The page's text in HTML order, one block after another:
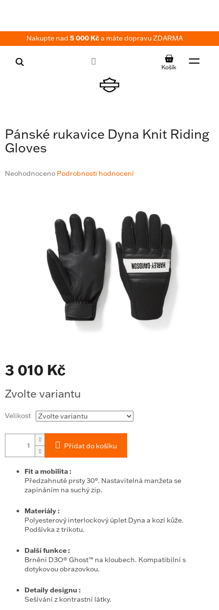
Nakupte nad 5 000 Kča máte dopravu ZDARMA
NÁKUPNÍ
KOŠÍK
Pánské rukavice Dyna Knit Riding
Gloves
Průměrné
Neohodnoceno Podrobnosti hodnocení
3 010 Kč
cena:
Zvolte variantu
Velikost
Přidat do košíku
Fit a mobilita:
Předzahnuté prsty 30°. Nastavitelná manžeta se
zapínáním na suchý zip.
Materiály:
Polyesterový interlockový úplet Dyna a kozí kůže.
Podšívka z trikotu.
Další funkce:
Brnění D3O® Ghost™ na kloubech. Kompatibilní s
dotykovou obrazovkou.
Detaily designu :
Sešívání z kontrastní látky.